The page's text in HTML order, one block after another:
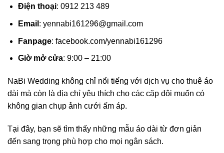
Điện thoại: 0912 213 489
Email : yennabi161296@gmail.com
Fanpage: facebook.com/yennabi161296
Giờ mở cửa: 9:00 – 21:00
NaBi Wedding không chỉ nổi tiếng với dịch vụ cho thuê áo
dài mà còn là địa chỉ yêu thích cho các cặp đôi muốn có
không gian chụp ảnh cưới ấm áp.
Tại đây, bạn sẽ tìm thấy những mẫu áo dài từ đơn giản
đến sang trọng phù hợp cho mọi ngân sách.